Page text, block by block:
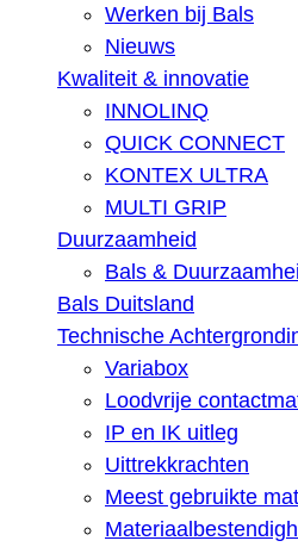
Werken bij Bals
Nieuws
Kwaliteit & innovatie
INNOLINQ
QUICK CONNECT
KONTEX ULTRA
MULTI GRIP
Duurzaamheid
Bals &
Bals Duitsland
Technische
Variabox
Loodvrije
IP en IK uitleg
Uittrekkrachten
Meest gebruikte